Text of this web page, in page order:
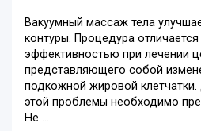
Вакуумный массаж тела
контуры. Процедура
эффективностью при лечении
представляющего собой
подкожной жировой
этой проблемы необходимо
Не ...